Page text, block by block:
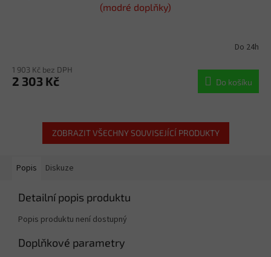
(modré doplňky)
Do 24h
1 903 Kč bez DPH
2 303 Kč Do košíku
ZOBRAZIT VŠECHNY SOUVISEJÍCÍ PRODUKTY
Popis Diskuze
Detailní popis produktu
Popis produktu není dostupný
Doplňkové parametry